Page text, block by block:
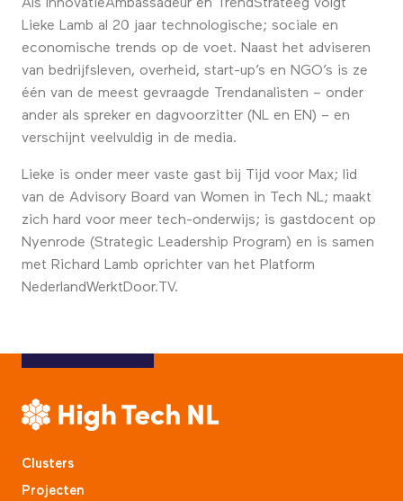
Als InnovatieAmbassadeur en TrendStrateeg volgt
Lieke Lamb al 20 jaar technologische; sociale en
economische trends op de voet. Naast het adviseren
van bedrijfsleven, overheid, start-up’s en NGO’s is ze
één van de meest gevraagde Trendanalisten – onder
ander als spreker en dagvoorzitter (NL en EN) – en
verschijnt veelvuldig in de media.
Lieke is onder meer vaste gast bij Tijd voor Max; lid
van de Advisory Board van Women in Tech NL; maakt
zich hard voor meer tech-onderwijs; is gastdocent op
Nyenrode (Strategic Leadership Program) en is samen
met Richard Lamb oprichter van het Platform
NederlandWerktDoor.TV.
Clusters
Projecten